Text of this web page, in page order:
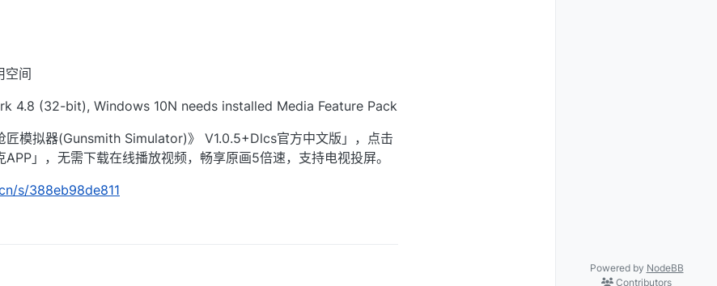
空间
4.8 (32-bit), Windows 10N needs installed Media Feature Pack
匠模拟器(Gunsmith Simulator)》 V1.0.5+Dlcs官方中文版」，点击
」，无需下载在线播放视频，畅享原画5倍速，支持电视投屏。
s/388eb98de811
Powered by NodeBB
Contributors